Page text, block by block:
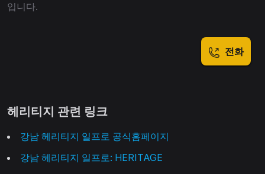
입니다.
전화
헤리티지 관련 링크
강남 헤리티지 일프로 공식홈페이지
강남 헤리티지 일프로: HERITAGE